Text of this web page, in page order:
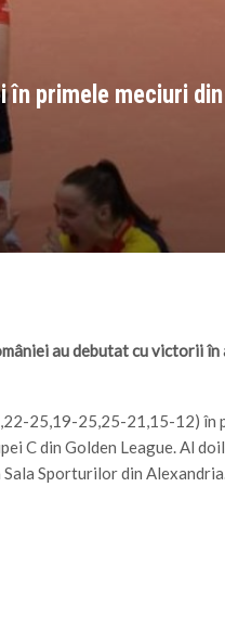
primele meciuri
au debutat cu victorii
25,19-25,25-21,15-12) în
C din Golden League. Al
Sporturilor din